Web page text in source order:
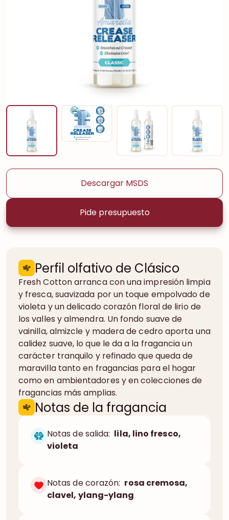
Descargar MSDS
Pide presupuesto
Perfil olfativo de Clásico
Fresh Cotton arranca con una impresión limpia
y fresca, suavizada por un toque empolvado de
violeta y un delicado corazón floral de lirio de
los valles y almendra. Un fondo suave de
vainilla, almizcle y madera de cedro aporta una
calidez suave, lo que le da a la fragancia un
carácter tranquilo y refinado que queda de
maravilla tanto en fragancias para el hogar
como en ambientadores y en colecciones de
fragancias más amplias.
Notas de la fragancia
Notas de salida: lila, lino fresco,
violeta
Notas de corazón: rosa cremosa,
clavel, ylang-ylang